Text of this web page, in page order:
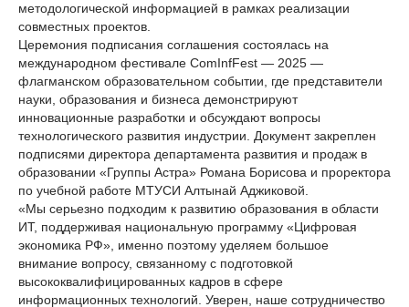
методологической информацией в рамках реализации
совместных проектов.
Церемония подписания соглашения состоялась на
международном фестивале ComInfFest — 2025 —
флагманском образовательном событии, где представители
науки, образования и бизнеса демонстрируют
инновационные разработки и обсуждают вопросы
технологического развития индустрии. Документ закреплен
подписями директора департамента развития и продаж в
образовании «Группы Астра» Романа Борисова и проректора
по учебной работе МТУСИ Алтынай Аджиковой.
«Мы серьезно подходим к развитию образования в области
ИТ, поддерживая национальную программу «Цифровая
экономика РФ», именно поэтому уделяем большое
внимание вопросу, связанному с подготовкой
высококвалифицированных кадров в сфере
информационных технологий. Уверен, наше сотрудничество